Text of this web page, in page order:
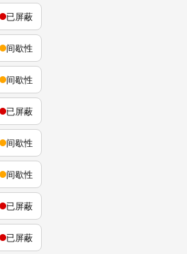
已屏蔽
间歇性
间歇性
已屏蔽
间歇性
间歇性
已屏蔽
已屏蔽